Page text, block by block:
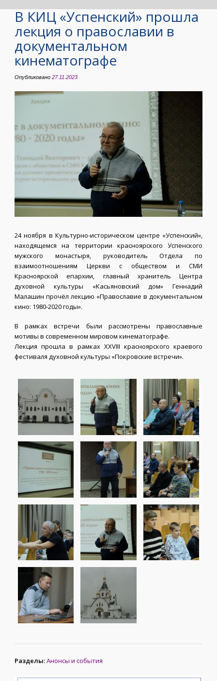
В КИЦ «Успенский» прошла
лекция о православии в
документальном
кинематографе
Опубликовано 27.11.2023
24 ноября в Культурно-историческом центре «Успенский»,
находящемся на территории красноярского Успенского
мужского монастыря, руководитель Отдела по
взаимоотношениям Церкви с обществом и СМИ
Красноярской епархии, главный хранитель Центра
духовной культуры «Касьяновский дом» Геннадий
Малашин прочёл лекцию «Православие в документальном
кино: 1980-2020 годы».
В рамках встречи были рассмотрены православные
мотивы в современном мировом кинематографе.
Лекция прошла в рамках XXVIII красноярского краевого
фестиваля духовной культуры «Покровские встречи».
Разделы:Анонсы и события